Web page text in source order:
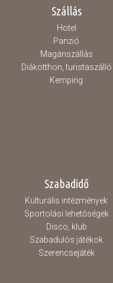
Szállás
Hotel
Panzió
Magánszállás
Diákotthon, turistaszálló
Kemping
Szabadidő
Kulturális intézmények
Sportolási lehetőségek
Disco, klub
Szabadulós játékok
Szerencsejáték